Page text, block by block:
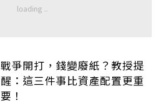
戰爭開打，錢變廢紙？教授提
醒：這三件事比資產配置更重
要！